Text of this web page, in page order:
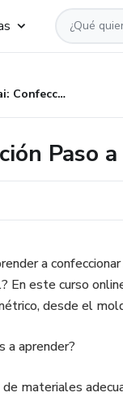
Bikini Hawai: Confección Paso a Paso.
Paso a
a
En este curso
desde el
a aprender?
materiales